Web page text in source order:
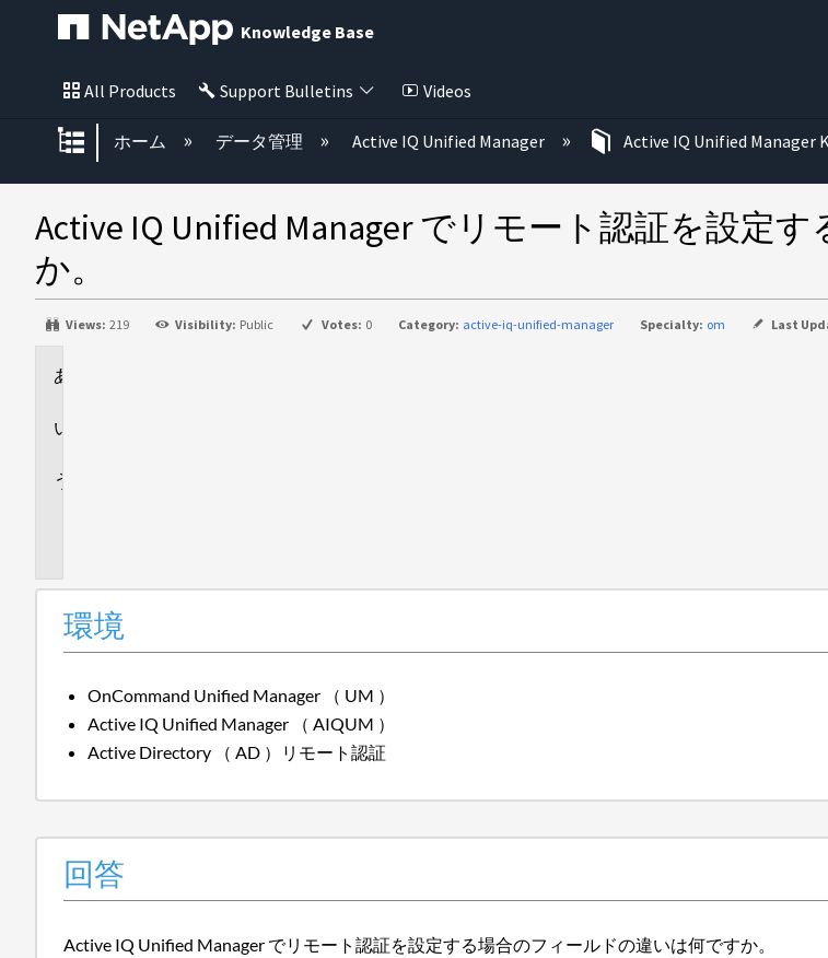
Knowledge Base
All Products Support Bulletins Videos
グローバル階層を展開/折りたたむ
ホーム データ管理 Active IQ Unified Manager Active IQ Unified Manager
Active IQ Unified Manager でリモート認証を設定
か。
Views: 219 Visibility: Public Votes: 0 Category: active-iq-unified-manager Specialty: om Last
環境
OnCommand Unified Manager （ UM ）
Active IQ Unified Manager （ AIQUM ）
Active Directory （ AD ）リモート認証
回答
Active IQ Unified Manager でリモート認証を設定する場合のフィールドの違いは何ですか。